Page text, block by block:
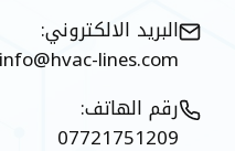
البريد الالكتروني:
info@hvac-lines.com
رقم الهاتف:
07721751209